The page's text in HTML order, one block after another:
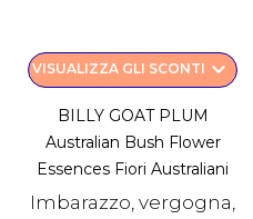
VISUALIZZA GLI SCONTI keyboard_arrow_down
BILLY GOAT PLUM
Australian Bush Flower
Essences Fiori Australiani
Imbarazzo, vergogna,